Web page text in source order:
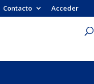
Contacto Acceder